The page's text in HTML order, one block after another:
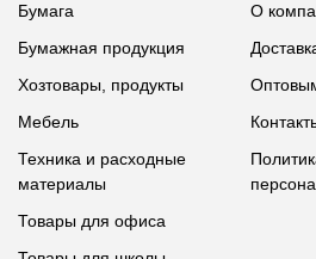
Бумага
Бумажная продукция
Хозтовары, продукты
Мебель
Техника и расходные
материалы
Товары для офиса
О